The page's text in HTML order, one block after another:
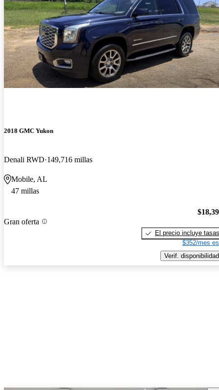
2018 GMC Yukon
Denali RWD 149,716 millas
Mobile, AL
47 millas
Gran oferta
El precio incluye tasas
$352/mes
Verif. disponibilidad